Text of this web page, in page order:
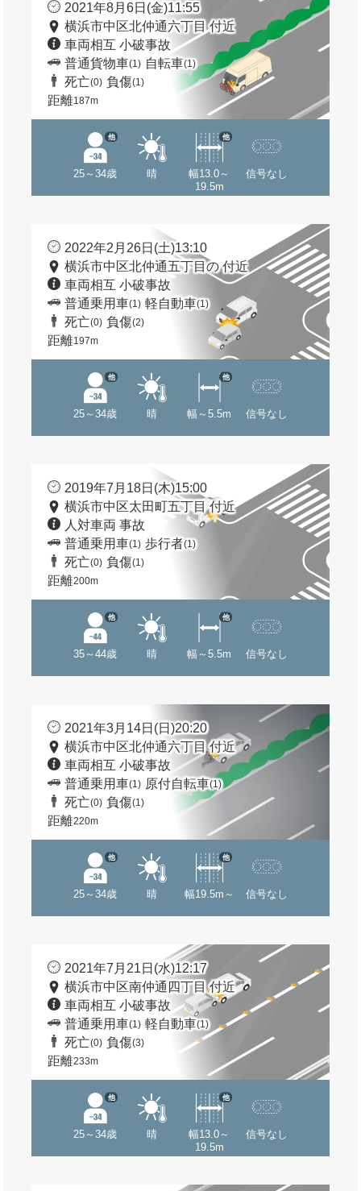
2021年8月6日(金)11:55
横浜市中区北仲通六丁目 付近
車両相互 小破事故
普通貨物車(1) 自転車(1)
死亡(0) 負傷(1)
距離187m
25～34歳
他
晴
幅13.0～
19.5m
他
信号なし
2022年2月26日(土)13:10
横浜市中区北仲通五丁目の 付近
車両相互 小破事故
普通乗用車(1) 軽自動車(1)
死亡(0) 負傷(2)
距離197m
25～34歳
他
晴 幅～5.5m
他
信号なし
2019年7月18日(木)15:00
横浜市中区太田町五丁目 付近
人対車両 事故
普通乗用車(1) 歩行者(1)
死亡(0) 負傷(1)
距離200m
35～44歳
他
晴 幅～5.5m
他
信号なし
2021年3月14日(日)20:20
横浜市中区北仲通六丁目 付近
車両相互 小破事故
普通乗用車(1) 原付自転車(1)
死亡(0) 負傷(1)
距離220m
25～34歳
他
晴 幅19.5m～
他
信号なし
2021年7月21日(水)12:17
横浜市中区南仲通四丁目 付近
車両相互 小破事故
普通乗用車(1) 軽自動車(1)
死亡(0) 負傷(3)
距離233m
25～34歳
他
晴
幅13.0～
19.5m
他
信号なし